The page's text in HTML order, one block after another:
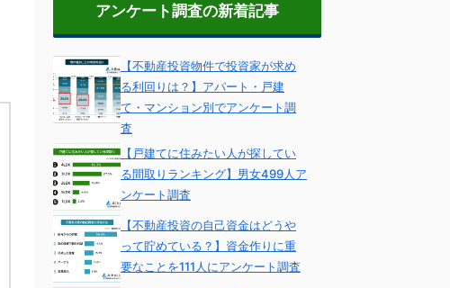
アンケート調査の新着記事
【不動産投資物件で投資家が求め
る利回りは？】アパート・戸建
て・マンション別でアンケート調
査
【戸建てに住みたい人が探してい
る間取りランキング】男女499人ア
ンケート調査
【不動産投資の自己資金はどうや
って貯めている？】資金作りに重
要なことを111人にアンケート調査